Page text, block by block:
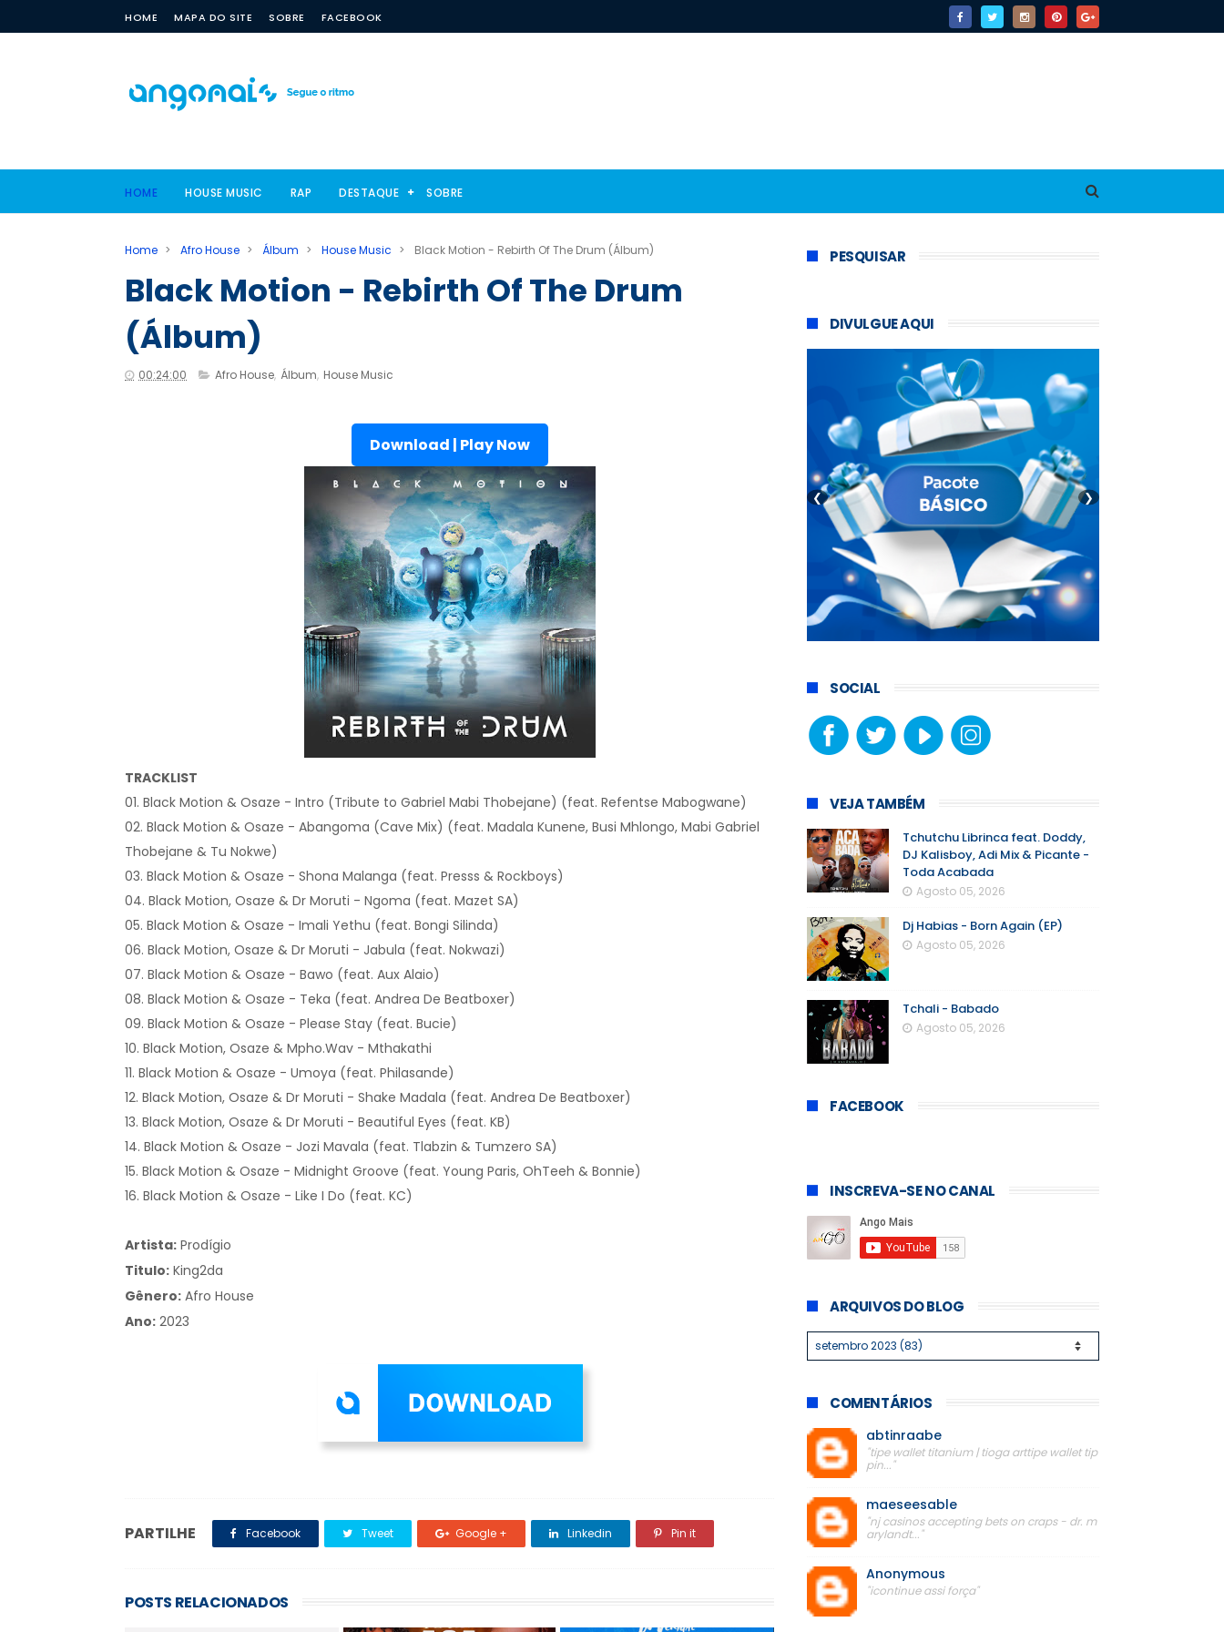
HOME MAPA DO SITE SOBRE FACEBOOK
HOME HOUSE MUSIC RAP DESTAQUE SOBRE
Home > Afro House > Álbum > House Music > Black Motion - Rebirth Of The Drum (Álbum)
Black Motion - Rebirth Of The Drum
(Álbum)
00:24:00 Afro House, Álbum, House Music
Download | Play Now
TRACKLIST
01. Black Motion & Osaze - Intro (Tribute to Gabriel Mabi Thobejane) (feat. Refentse Mabogwane)
02. Black Motion & Osaze - Abangoma (Cave Mix) (feat. Madala Kunene, Busi Mhlongo, Mabi Gabriel
Thobejane & Tu Nokwe)
03. Black Motion & Osaze - Shona Malanga (feat. Presss & Rockboys)
04. Black Motion, Osaze & Dr Moruti - Ngoma (feat. Mazet SA)
05. Black Motion & Osaze - Imali Yethu (feat. Bongi Silinda)
06. Black Motion, Osaze & Dr Moruti - Jabula (feat. Nokwazi)
07. Black Motion & Osaze - Bawo (feat. Aux Alaio)
08. Black Motion & Osaze - Teka (feat. Andrea De Beatboxer)
09. Black Motion & Osaze - Please Stay (feat. Bucie)
10. Black Motion, Osaze & Mpho.Wav - Mthakathi
11. Black Motion & Osaze - Umoya (feat. Philasande)
12. Black Motion, Osaze & Dr Moruti - Shake Madala (feat. Andrea De Beatboxer)
13. Black Motion, Osaze & Dr Moruti - Beautiful Eyes (feat. KB)
14. Black Motion & Osaze - Jozi Mavala (feat. Tlabzin & Tumzero SA)
15. Black Motion & Osaze - Midnight Groove (feat. Young Paris, OhTeeh & Bonnie)
16. Black Motion & Osaze - Like I Do (feat. KC)
Artista: Prodígio
Titulo: King2da
Gênero: Afro House
Ano: 2023
PARTILHE Facebook Tweet Google + Linkedin Pin it
POSTS RELACIONADOS
PESQUISAR
DIVULGUE AQUI
❮ ❯
SOCIAL
VEJA TAMBÉM
Tchutchu Librinca feat. Doddy,
DJ Kalisboy, Adi Mix & Picante -
Toda Acabada
Agosto 05, 2026
Dj Habias - Born Again (EP)
Agosto 05, 2026
Tchali - Babado
Agosto 05, 2026
FACEBOOK
INSCREVA-SE NO CANAL
ARQUIVOS DO BLOG
COMENTÁRIOS
abtinraabe
"tipe wallet titanium | tioga arttipe wallet tip
pin..."
maeseesable
"nj casinos accepting bets on craps - dr. m
arylandt..."
Anonymous
"icontinue assi força"